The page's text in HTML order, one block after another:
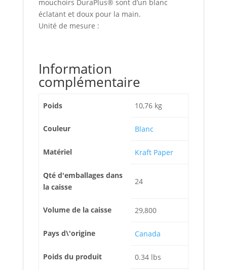
mouchoirs DuraPlus® sont d’un blanc
éclatant et doux pour la main.
Unité de mesure :
Information
complémentaire
Poids 10,76 kg
Couleur Blanc
Matériel Kraft Paper
Qté d'emballages dans
la caisse
24
Volume de la caisse 29,800
Pays d\'origine Canada
Poids du produit 0.34 lbs